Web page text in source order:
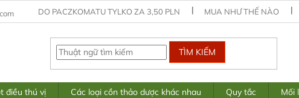
DO PACZKOMATU TYLKO ZA 3,50 PLN MUA NHƯ THẾ NÀO
TÌM KIẾM
điều thú vị Các loại cồn thảo dược khác nhau Quy tắc Mối